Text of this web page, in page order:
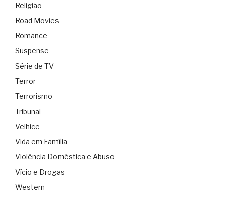
Religião
Road Movies
Romance
Suspense
Série de TV
Terror
Terrorismo
Tribunal
Velhice
Vida em Família
Violência Doméstica e Abuso
Vício e Drogas
Western